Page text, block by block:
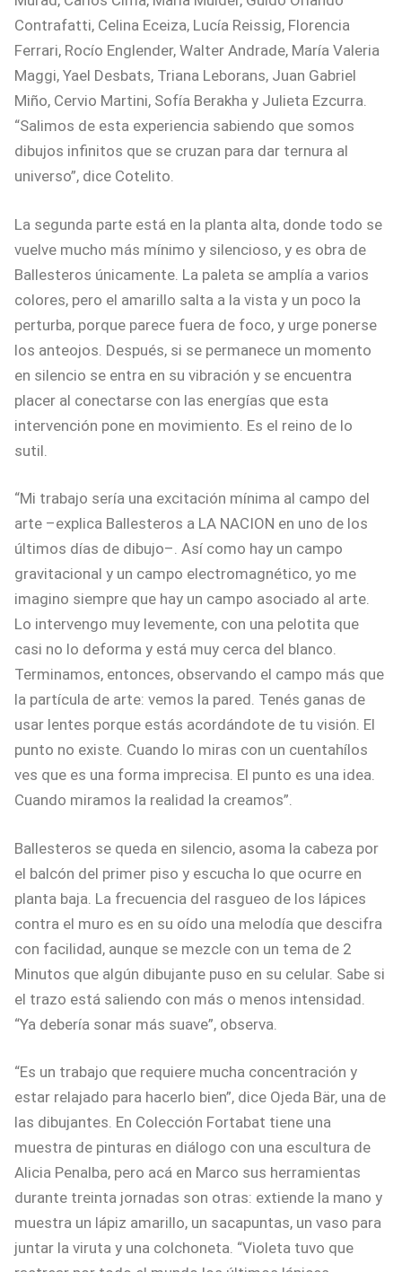
Contrafatti, Celina Eceiza, Lucía Reissig, Florencia
Ferrari, Rocío Englender, Walter Andrade, María Valeria
Maggi, Yael Desbats, Triana Leborans, Juan Gabriel
Miño, Cervio Martini, Sofía Berakha y Julieta Ezcurra.
“Salimos de esta experiencia sabiendo que somos
dibujos infinitos que se cruzan para dar ternura al
universo”, dice Cotelito.
La segunda parte está en la planta alta, donde todo se
vuelve mucho más mínimo y silencioso, y es obra de
Ballesteros únicamente. La paleta se amplía a varios
colores, pero el amarillo salta a la vista y un poco la
perturba, porque parece fuera de foco, y urge ponerse
los anteojos. Después, si se permanece un momento
en silencio se entra en su vibración y se encuentra
placer al conectarse con las energías que esta
intervención pone en movimiento. Es el reino de lo
sutil.
“Mi trabajo sería una excitación mínima al campo del
arte –explica Ballesteros a LA NACION en uno de los
últimos días de dibujo–. Así como hay un campo
gravitacional y un campo electromagnético, yo me
imagino siempre que hay un campo asociado al arte.
Lo intervengo muy levemente, con una pelotita que
casi no lo deforma y está muy cerca del blanco.
Terminamos, entonces, observando el campo más que
la partícula de arte: vemos la pared. Tenés ganas de
usar lentes porque estás acordándote de tu visión. El
punto no existe. Cuando lo miras con un cuentahílos
ves que es una forma imprecisa. El punto es una idea.
Cuando miramos la realidad la creamos”.
Ballesteros se queda en silencio, asoma la cabeza por
el balcón del primer piso y escucha lo que ocurre en
planta baja. La frecuencia del rasgueo de los lápices
contra el muro es en su oído una melodía que descifra
con facilidad, aunque se mezcle con un tema de 2
Minutos que algún dibujante puso en su celular. Sabe si
el trazo está saliendo con más o menos intensidad.
“Ya debería sonar más suave”, observa.
“Es un trabajo que requiere mucha concentración y
estar relajado para hacerlo bien”, dice Ojeda Bär, una de
las dibujantes. En Colección Fortabat tiene una
muestra de pinturas en diálogo con una escultura de
Alicia Penalba, pero acá en Marco sus herramientas
durante treinta jornadas son otras: extiende la mano y
muestra un lápiz amarillo, un sacapuntas, un vaso para
juntar la viruta y una colchoneta. “Violeta tuvo que